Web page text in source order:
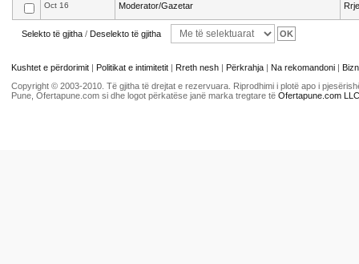
Oct 16 Moderator/Gazetar
Selekto të gjitha / Deselekto të gjitha
Kushtet e përdorimit | Politikat e intimitetit | Rreth nesh | Përkrahja | Na rekomandoni |
Copyright © 2003-2010. Të gjitha të drejtat e rezervuara. Riprodhimi i plotë apo i
Pune, Ofertapune.com si dhe logot përkatëse janë marka tregtare të Ofertapune.com LLC